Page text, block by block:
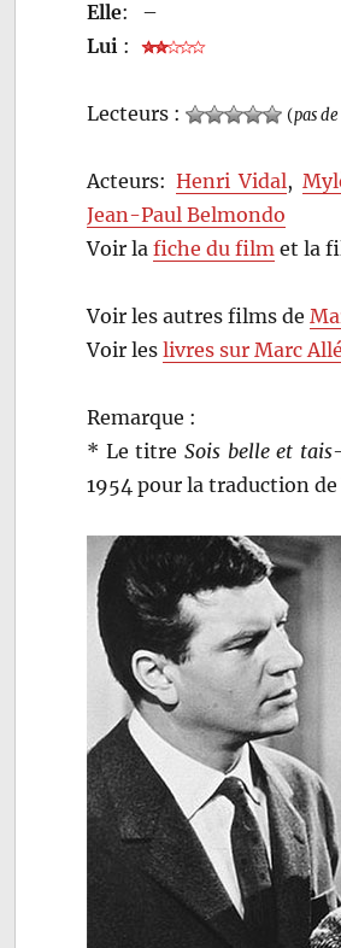
Elle:
–
Lui :
Lecteurs : (pas
Acteurs: Henri Vidal,
Jean-Paul Belmondo
Voir lafiche du film et la
Voir les autres films de
Voir leslivres sur Marc
Remarque :
* Le titreSois belle et
1954 pour la traduction